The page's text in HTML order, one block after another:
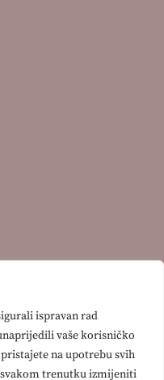
ispravan rad
vaše korisničko
na upotrebu svih
trenutku izmijeniti